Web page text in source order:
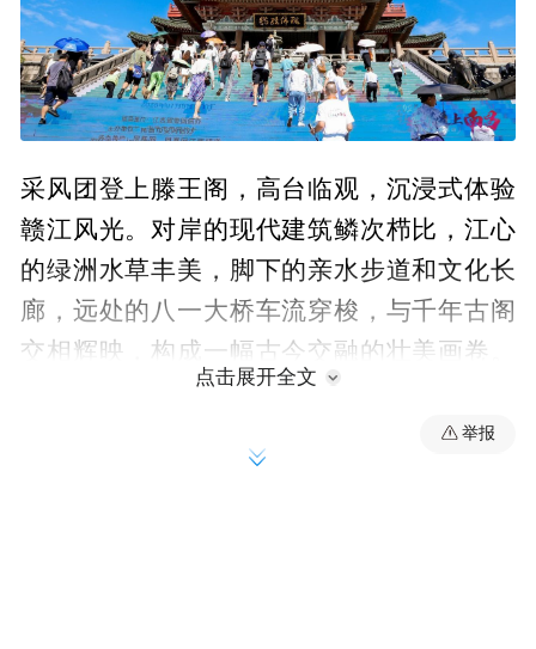
采风团登上滕王阁，高台临观，沉浸式体验
赣江风光。对岸的现代建筑鳞次栉比，江心
的绿洲水草丰美，脚下的亲水步道和文化长
廊，远处的八一大桥车流穿梭，与千年古阁
交相辉映，构成一幅古今交融的壮美画卷。
采风团成员纷纷举起相机，记录下这诗情画
意的一刻。来自凤凰网旅游频道的陈乐丰感
慨：“站在这里，既能触摸历史的厚重，又能
点击展开全文
举报